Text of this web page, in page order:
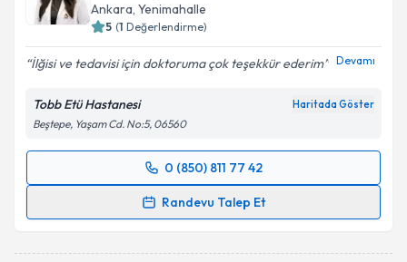
Ankara, Yenimahalle
5 (1 Değerlendirme)
İlğisi ve tedavisi için doktoruma çok teşekkür ederim Devamı
Tobb Etü Hastanesi Haritada Göster
Beştepe, Yaşam Cd. No:5, 06560
0 (850) 811 77 42
Randevu Talep Et
Randevu Takvimi Talebi
talebi oluşturun. Size bu uzmandan randevu almanız